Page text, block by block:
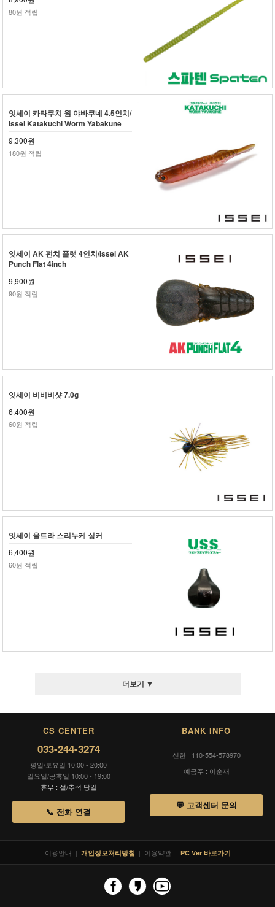
80원 적립
잇세이 카타쿠치 웜 야바쿠네 4.5인치/
Issei Katakuchi Worm Yabakune
9,300원
180원 적립
잇세이 AK 펀치 플랫 4인치/Issei AK
Punch Flat 4inch
9,900원
90원 적립
잇세이 비비비샷 7.0g
6,400원
60원 적립
잇세이 울트라 스리누케 싱커
6,400원
60원 적립
더보기 ▼
CS CENTER
033-244-3274
평일/토요일 10:00 - 20:00
일요일/공휴일 10:00 - 19:00
휴무 : 설/추석 당일
📞 전화 연결
BANK INFO
신한 110-554-578970
예금주 : 이순재
💬 고객센터 문의
이용안내 | 개인정보처리방침 | 이용약관 | PC Ver 바로가기